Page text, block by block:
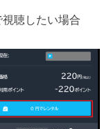
聴したい場合